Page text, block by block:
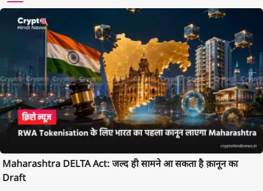
Maharashtra DELTA Act: जल्द ही सामने आ सकता है क़ानून का
Draft